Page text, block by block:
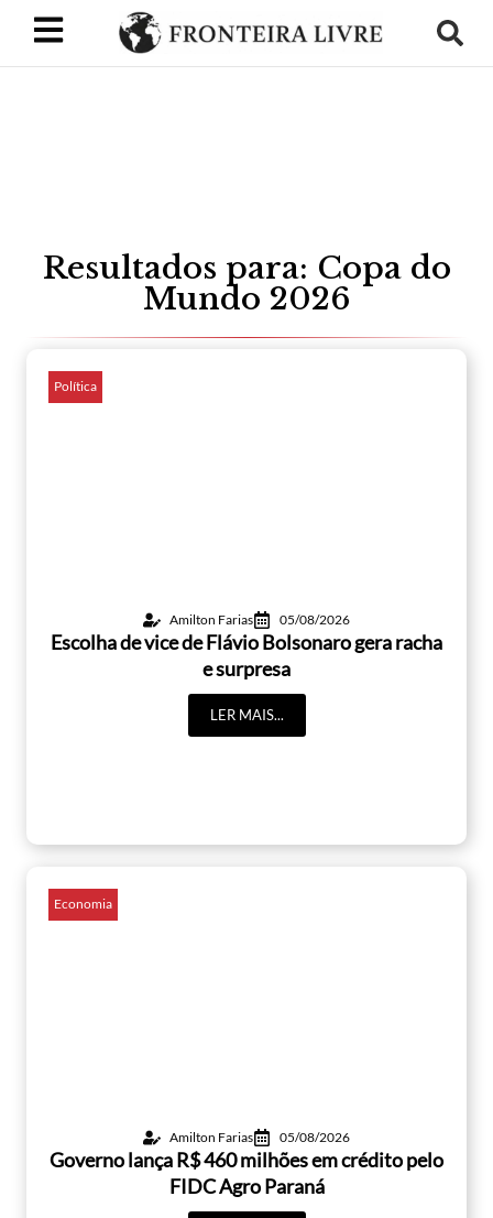
Resultados para: Copa do
Mundo 2026
Política
Amilton Farias 05/08/2026
Escolha de vice de Flávio Bolsonaro gera racha
e surpresa
LER MAIS...
Economia
Amilton Farias 05/08/2026
Governo lança R$ 460 milhões em crédito pelo
FIDC Agro Paraná